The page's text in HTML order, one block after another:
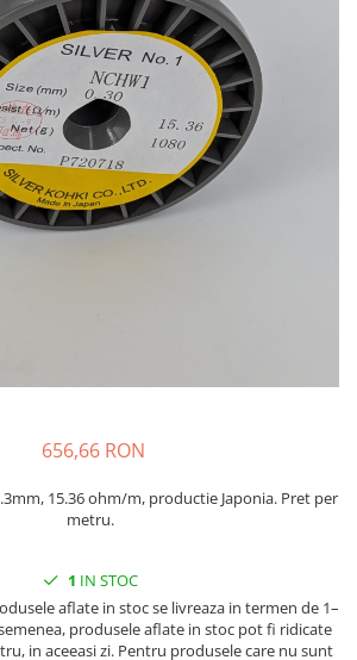
banda mica
plate mica
flexibile
tubulara
656,66 RON
15.36 ohm/m, productie Japonia. Pret per
metru.
1 IN STOC
aflate in stoc se livreaza in termen de 1–
produsele aflate in stoc pot fi ridicate
in aceeasi zi. Pentru produsele care nu sunt